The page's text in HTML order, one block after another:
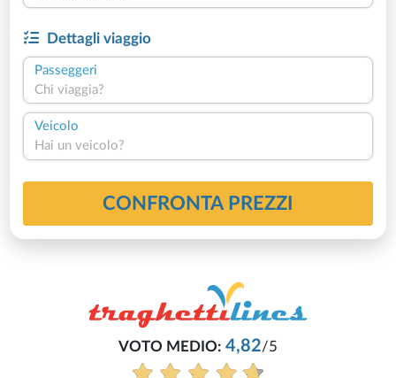
Dettagli viaggio
Passeggeri
Chi viaggia?
Veicolo
Hai un veicolo?
CONFRONTA PREZZI
VOTO MEDIO: 4,82/5